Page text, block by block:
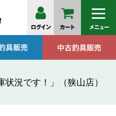
状況です！」（狭山店）